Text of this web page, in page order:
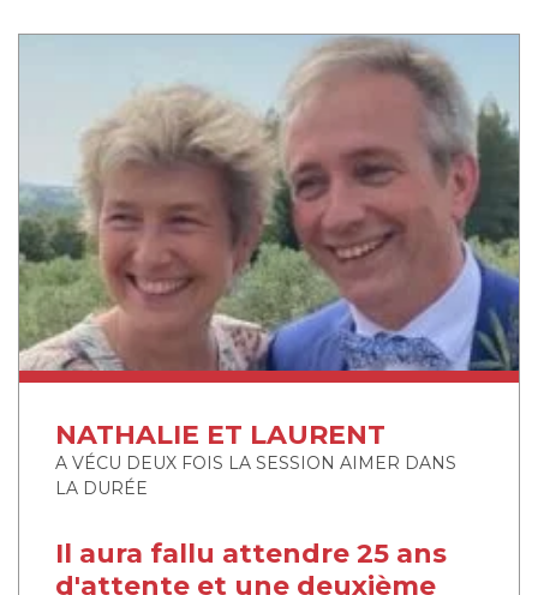
NATHALIE ET LAURENT
A VÉCU DEUX FOIS LA SESSION AIMER DANS
LA DURÉE
Il aura fallu attendre 25 ans
d'attente et une deuxième